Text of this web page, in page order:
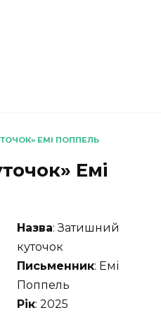
ЕМІ ПОППЕЛЬ
Емі
Назва: Затишний
куточок
Письменник: Емі
Поппель
Рік: 2025